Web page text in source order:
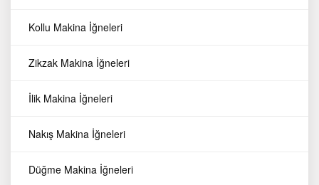
Kollu Makina İğneleri
Zikzak Makina İğneleri
İlik Makina İğneleri
Nakış Makina İğneleri
Düğme Makina İğneleri
Üye Ol
Mesafeli Satış Sözleşmesi
Kişisel Verilerin Korunması
Üyelik Sözleşmesi